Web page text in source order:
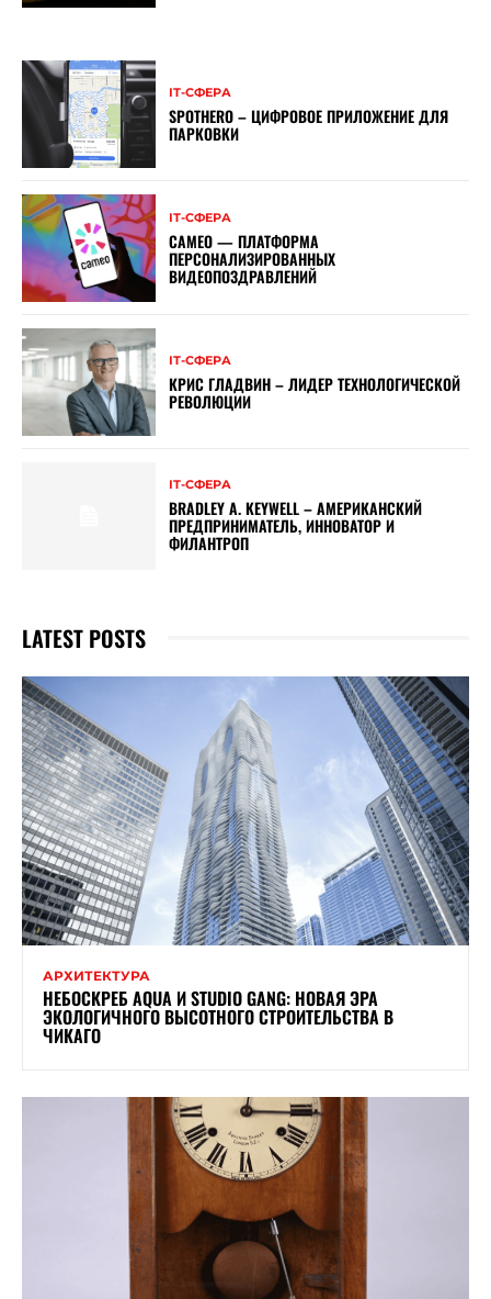
ІТ-СФЕРА
SPOTHERO – ЦИФРОВОЕ ПРИЛОЖЕНИЕ ДЛЯ
ПАРКОВКИ
ІТ-СФЕРА
CAMEO — ПЛАТФОРМА
ПЕРСОНАЛИЗИРОВАННЫХ
ВИДЕОПОЗДРАВЛЕНИЙ
ІТ-СФЕРА
КРИС ГЛАДВИН – ЛИДЕР ТЕХНОЛОГИЧЕСКОЙ
РЕВОЛЮЦИИ
ІТ-СФЕРА
BRADLEY A. KEYWELL – АМЕРИКАНСКИЙ
ПРЕДПРИНИМАТЕЛЬ, ИННОВАТОР И
ФИЛАНТРОП
LATEST POSTS
АРХИТЕКТУРА
НЕБОСКРЕБ AQUA И STUDIO GANG: НОВАЯ ЭРА
ЭКОЛОГИЧНОГО ВЫСОТНОГО СТРОИТЕЛЬСТВА В
ЧИКАГО